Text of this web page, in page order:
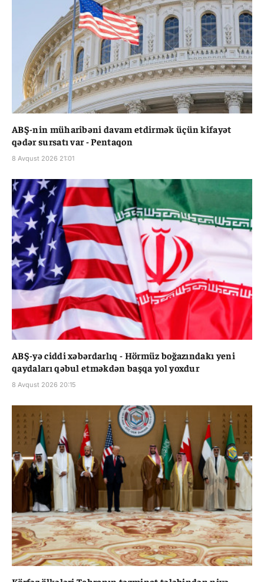
ABŞ-nin müharibəni davam etdirmək üçün kifayət
qədər sursatı var - Pentaqon
8 Avqust 2026 21:01
ABŞ-yə ciddi xəbərdarlıq - Hörmüz boğazındakı yeni
qaydaları qəbul etməkdən başqa yol yoxdur
8 Avqust 2026 20:15